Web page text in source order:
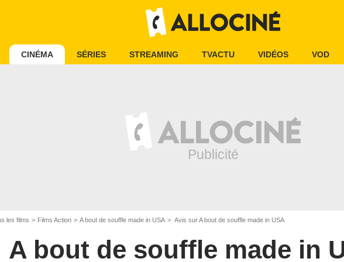
CINÉMA SÉRIES STREAMING TVACTU VIDÉOS VOD
les films Films Action A bout de souffle made in USA Avis sur A bout de souffle made in USA
A bout de souffle made in